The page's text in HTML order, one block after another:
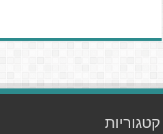
קטגוריות